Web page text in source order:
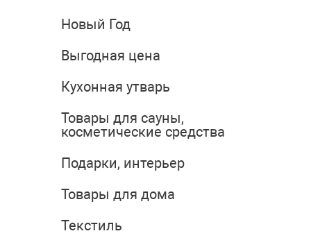
Новый Год
Выгодная цена
Кухонная утварь
Товары для сауны,
косметические средства
Подарки, интерьер
Товары для дома
Текстиль